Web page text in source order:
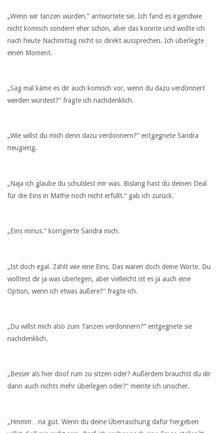
„Wenn wir tanzen würden.“ antwortete sie. Ich fand es irgendwie
nicht komisch sondern eher schön, aber das konnte und wollte ich
nach heute Nachmittag nicht so direkt aussprechen. Ich überlegte
einen Moment.
„Sag mal käme es dir auch komisch vor, wenn du dazu verdonnert
werden würdest?“ fragte ich nachdenklich.
„Wie willst du mich denn dazu verdonnern?“ entgegnete Sandra
neugierig.
„Naja ich glaube du schuldest mir was. Bislang hast du deinen Deal
für die Eins in Mathe noch nicht erfüllt.“ gab ich zurück.
„Eins minus.“ korrigierte Sandra mich.
„Ist doch egal. Zählt wie eine Eins. Das waren doch deine Worte. Du
wolltest dir ja was überlegen, aber vielleicht ist es ja auch eine
Option, wenn ich etwas äußere?“ fragte ich.
„Du willst mich also zum Tanzen verdonnern?“ entgegnete sie
nachdenklich.
„Besser als hier doof rum zu sitzen oder? Außerdem brauchst du dir
dann auch nichts mehr überlegen oder?“ meinte ich unsicher.
„Hmmm…na gut. Wenn du deine Überraschung dafür hergeben